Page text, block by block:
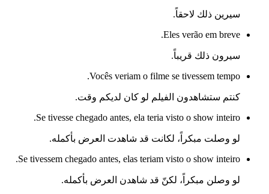
سيرين ذلك لاحقاً.
Eles verão em breve.
سيرون ذلك قريباً.
Vocês veriam o filme se tivessem tempo.
كنتم ستشاهدون الفيلم لو كان لديكم وقت.
Se tivesse chegado antes, ela teria visto o show inteiro.
لو وصلت مبكراً، لكانت قد شاهدت العرض بأكمله.
Se tivessem chegado antes, elas teriam visto o show inteiro.
لو وصلن مبكراً، لكنّ قد شاهدن العرض بأكمله.